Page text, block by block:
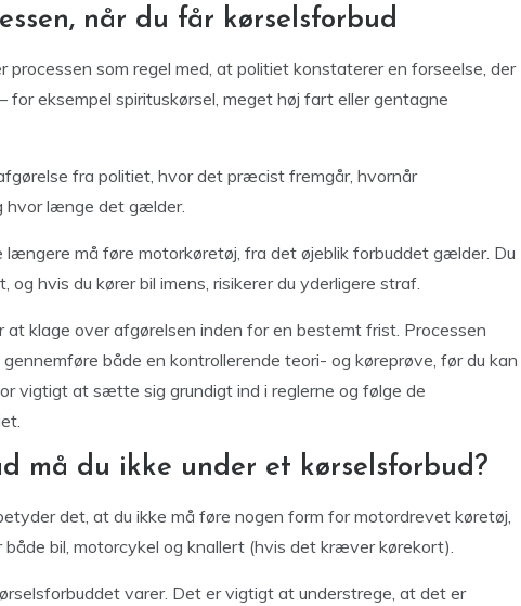
når du får kørselsforbud
processen som regel med, at politiet konstaterer en forseelse, der
for eksempel spirituskørsel, meget høj fart eller gentagne
fra politiet, hvor det præcist fremgår, hvornår
hvor længe det gælder.
længere må føre motorkøretøj, fra det øjeblik forbuddet gælder. Du
hvis du kører bil imens, risikerer du yderligere straf.
at klage over afgørelsen inden for en bestemt frist. Processen
både en kontrollerende teori- og køreprøve, før du kan
vigtigt at sætte sig grundigt ind i reglerne og følge de
må du ikke under et kørselsforbud?
det, at du ikke må føre nogen form for motordrevet køretøj,
bil, motorcykel og knallert (hvis det kræver kørekort).
varer. Det er vigtigt at understrege, at det er